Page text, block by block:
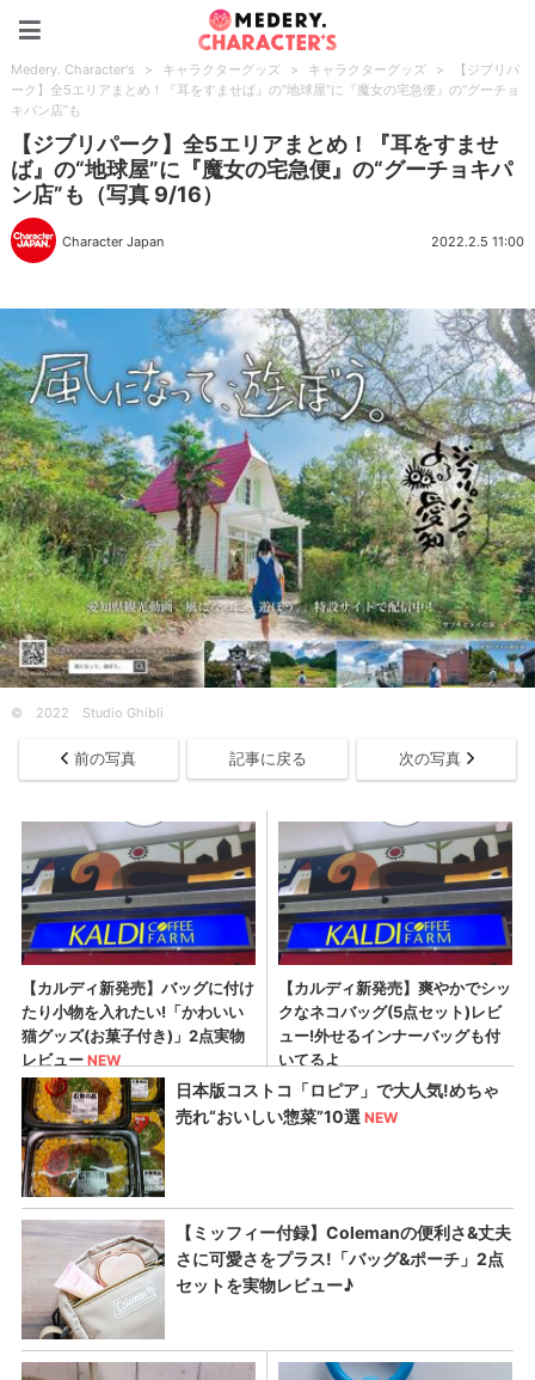
Medery. Character's > キャラクターグッズ > キャラクターグッズ >
【ジブリパ
ーク】全5エリアまとめ！『耳をすませば』の“地球屋”に『魔女の宅急便』の“グーチョ
キパン店”も
【ジブリパーク】全5エリアまとめ！『耳をすませ
ば』の“地球屋”に『魔女の宅急便』の“グーチョキパ
ン店”も（写真 9/16）
Character Japan 2022.2.5 11:00
© 2022 Studio Ghibli
前の写真 記事に戻る 次の写真